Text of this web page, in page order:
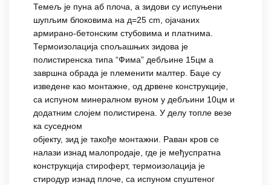
Темељ је пуна аб плоча, а зидови су испуњени
шупљим блоковима на д=25 cm, ојачаних
армирано-бетонским стубовима и платнима.
Термоизолација спољашњих зидова је
полистиренска типа “Фима” дебљине 15цм а
завршна обрада је племенити малтер. Баџе су
изведене као монтажне, од дрвене конструкције,
са испуном минералном вуном у дебљини 10цм и
додатним слојем полистирена. У делу топле везе
ка суседном
објекту, зид је такође монтажни. Раван кров се
налази изнад малопродаје, где је међуспратна
конструкција стироферт, термоизолација је
стиродур изнад плоче, са испуном спуштеног